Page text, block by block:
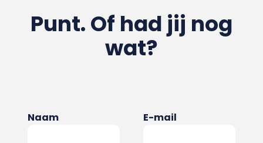
Punt. Of had jij nog
wat?
Naam E-mail